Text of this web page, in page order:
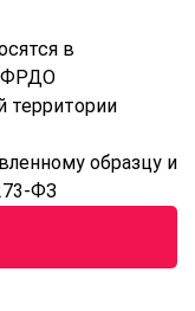
в
ФРДО
территории
образцу и
ФЗ